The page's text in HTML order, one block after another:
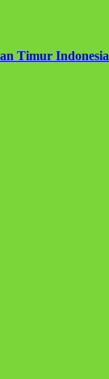
Timur Indonesia